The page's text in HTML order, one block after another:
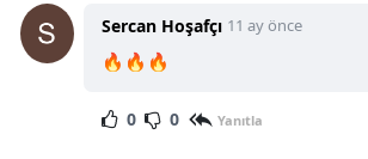
Sercan Hoşafçı 11 ay önce
🔥🔥🔥
0 0 Yanıtla